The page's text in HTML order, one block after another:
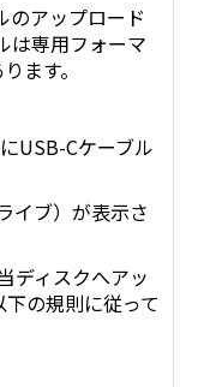
のアップロード
は専用フォーマ
ます。
USB-Cケーブル
イブ）が表示さ
ディスクへアッ
の規則に従って